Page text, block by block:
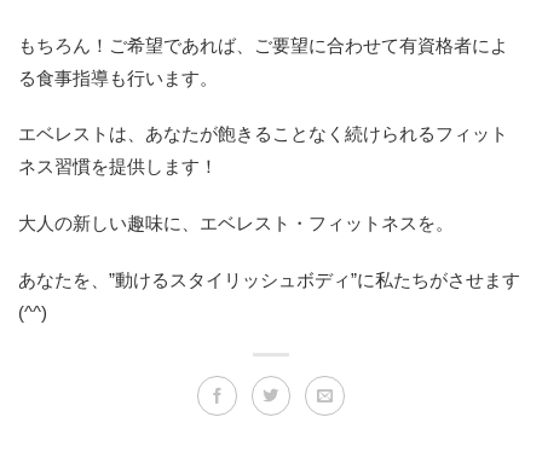
もちろん！ご希望であれば、ご要望に合わせて有資格者によ
る食事指導も行います。
エベレストは、あなたが飽きることなく続けられるフィット
ネス習慣を提供します！
大人の新しい趣味に、エベレスト・フィットネスを。
あなたを、”動けるスタイリッシュボディ”に私たちがさせます
(^^)